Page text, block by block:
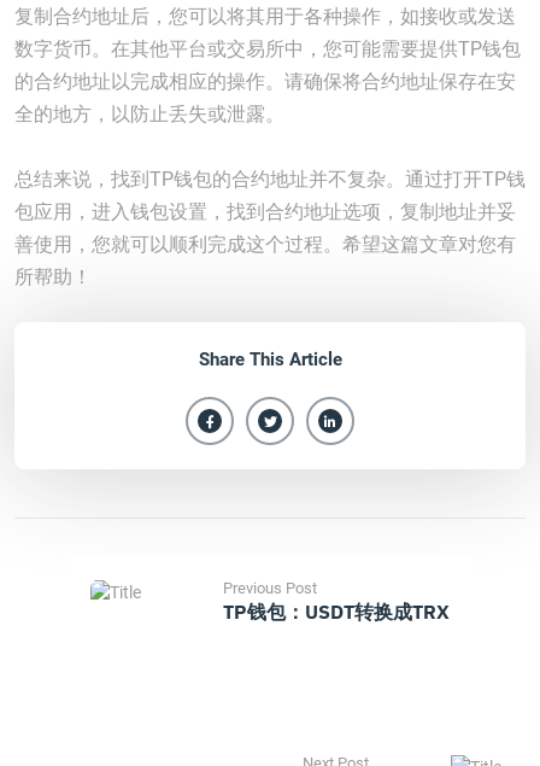
复制合约地址后，您可以将其用于各种操作，如接收或发送
数字货币。在其他平台或交易所中，您可能需要提供TP钱包
的合约地址以完成相应的操作。请确保将合约地址保存在安
全的地方，以防止丢失或泄露。
总结来说，找到TP钱包的合约地址并不复杂。通过打开TP钱
包应用，进入钱包设置，找到合约地址选项，复制地址并妥
善使用，您就可以顺利完成这个过程。希望这篇文章对您有
所帮助！
Share This Article
Previous Post
TP钱包：USDT转换成TRX